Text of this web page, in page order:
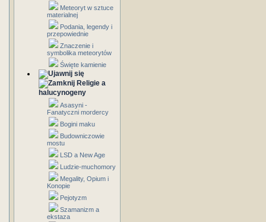
Meteoryt w sztuce
materialnej
Podania, legendy i
przepowiednie
Znaczenie i
symbolika meteorytów
Święte kamienie
Religie a
halucynogeny
Asasyni -
Fanatyczni mordercy
Bogini maku
Budowniczowie
mostu
LSD a New Age
Ludzie-muchomory
Megality, Opium i
Konopie
Pejotyzm
Szamanizm a
ekstaza